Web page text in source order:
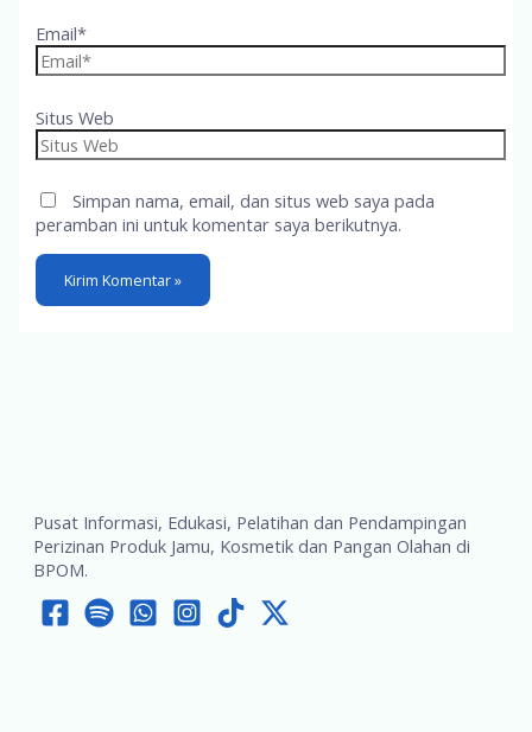
Email*
Situs Web
Simpan nama, email, dan situs web saya pada
peramban ini untuk komentar saya berikutnya.
Pusat Informasi, Edukasi, Pelatihan dan Pendampingan
Perizinan Produk Jamu, Kosmetik dan Pangan Olahan di
BPOM.